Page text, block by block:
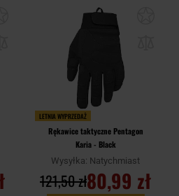
LETNIA WYPRZEDAŻ
Rękawice taktyczne Pentagon
Karia - Black
Wysyłka: Natychmiast
80,99 zł
121,50 zł